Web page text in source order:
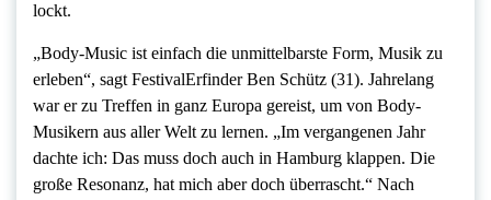
lockt.
„Body-Music ist einfach die unmittelbarste Form, Musik zu
erleben“, sagt FestivalErfinder Ben Schütz (31). Jahrelang
war er zu Treffen in ganz Europa gereist, um von Body-
Musikern aus aller Welt zu lernen. „Im vergangenen Jahr
dachte ich: Das muss doch auch in Hamburg klappen. Die
große Resonanz, hat mich aber doch überrascht.“ Nach